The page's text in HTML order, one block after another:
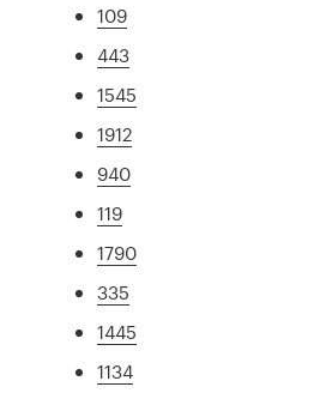
109
443
1545
1912
940
119
1790
335
1445
1134